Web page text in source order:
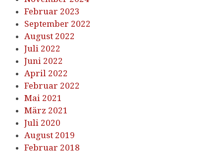
Februar 2023
September 2022
August 2022
Juli 2022
Juni 2022
April 2022
Februar 2022
Mai 2021
März 2021
Juli 2020
August 2019
Februar 2018